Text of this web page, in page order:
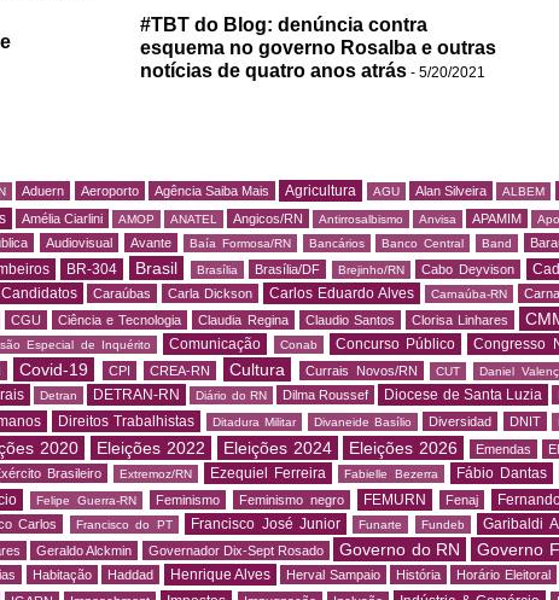
#TBT do Blog: denúncia contra
esquema no governo Rosalba e outras
notícias de quatro anos atrás - 5/20/2021
Aduern Aeroporto Agência Saiba Mais Agricultura AGU Alan Silveira ALBEM
Amélia Ciarlini AMOP ANATEL Angicos/RN Antirrosalbismo Anvisa APAMIM
Audiovisual Avante Baía Formosa/RN Bancários Banco Central Band
BR-304 Brasil Brasília Brasília/DF Brejinho/RN Cabo Deyvison
Candidatos Caraúbas Carla Dickson Carlos Eduardo Alves Carnaúba-RN
CGU Ciência e Tecnologia Claudia Regina Claudio Santos Clorisa Linhares
Especial de Inquérito Comunicação Conab Concurso Público Congresso
Covid-19 CPI CREA-RN Cultura Currais Novos/RN CUT Daniel
Detran DETRAN-RN Diário do RN Dilma Roussef Diocese de Santa Luzia
Direitos Trabalhistas Ditadura Militar Divaneide Basílio Diversidad DNIT
2020 Eleições 2022 Eleições 2024 Eleições 2026 Emendas
Brasileiro Extremoz/RN Ezequiel Ferreira Fabielle Bezerra Fábio Dantas
Felipe Guerra-RN Feminismo Feminismo negro FEMURN Fenaj
Carlos Francisco do PT Francisco José Junior Funarte Fundeb Garibaldi
Geraldo Alckmin Governador Dix-Sept Rosado Governo do RN Governo
Habitação Haddad Henrique Alves Herval Sampaio História Horário Eleitoral